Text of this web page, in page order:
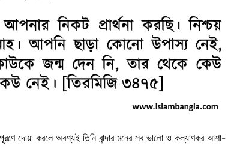
দোয়া করলে অবশ্যই তিনি বান্দার মনের সব ভালো ও কল্যাণকর আশা-